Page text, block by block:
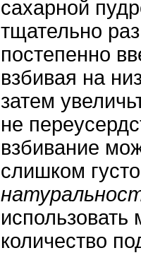
сахарной
тщательно
постепенно
взбивая на
затем
не
взбивание
слишком
количество